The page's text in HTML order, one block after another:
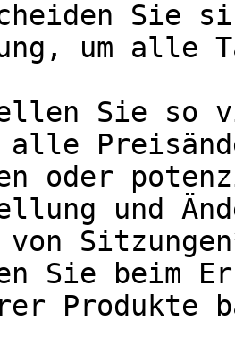
um alle
oder
und
Produkte